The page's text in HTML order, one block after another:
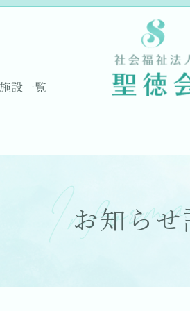
施設一覧
お知らせ